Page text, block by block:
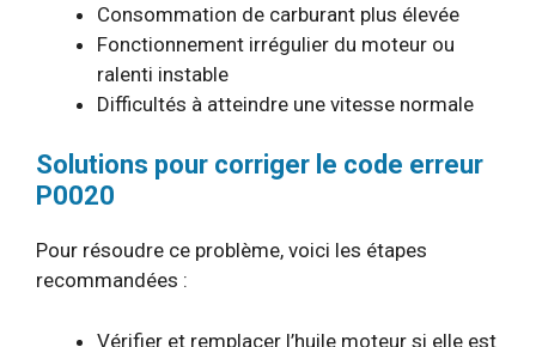
Consommation de carburant plus élevée
Fonctionnement irrégulier du moteur ou
ralenti instable
Difficultés à atteindre une vitesse normale
Solutions pour corriger le code erreur
P0020
Pour résoudre ce problème, voici les étapes
recommandées :
Vérifier et remplacer l’huile moteur si elle est